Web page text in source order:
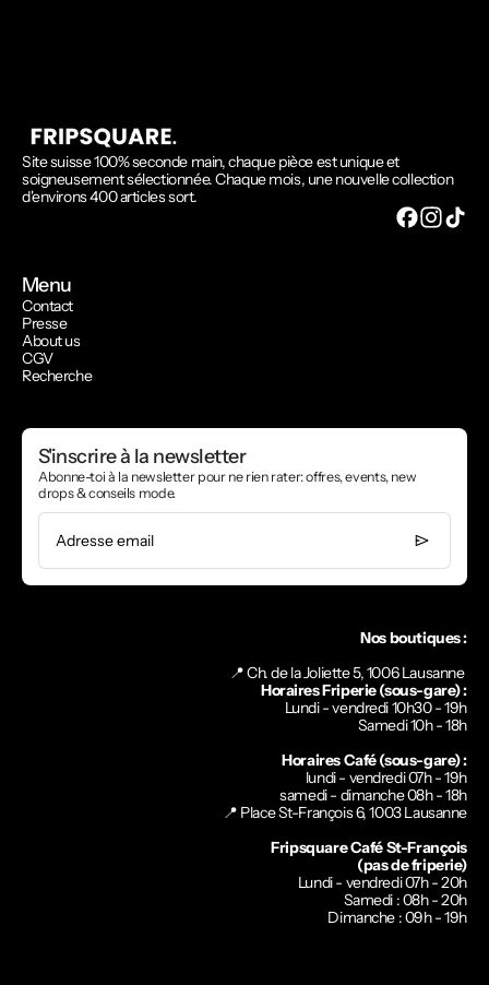
Site suisse 100% seconde main, chaque pièce est unique et
soigneusement sélectionnée. Chaque mois, une nouvelle collection
d'environs 400 articles sort.
Menu
Contact
Presse
About us
CGV
Recherche
S'inscrire à la newsletter
Abonne-toi à la newsletter pour ne rien rater: offres, events, new
drops & conseils mode.
Adresse email
Nos boutiques :
📍 Ch. de la Joliette 5, 1006 Lausanne
Horaires Friperie (sous-gare) :
Lundi - vendredi 10h30 - 19h
Samedi 10h - 18h
Horaires Café (sous-gare) :
lundi - vendredi 07h - 19h
samedi - dimanche 08h - 18h
📍 Place St-François 6, 1003 Lausanne
Fripsquare Café St-François
(pas de friperie)
Lundi - vendredi 07h - 20h
Samedi : 08h - 20h
Dimanche : 09h - 19h